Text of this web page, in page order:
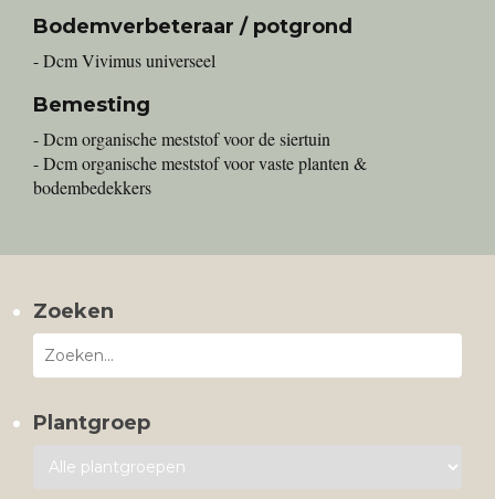
Bodemverbeteraar / potgrond
- Dcm Vivimus universeel
Bemesting
- Dcm organische meststof voor de siertuin
- Dcm organische meststof voor vaste planten &
bodembedekkers
Zoeken
Plantgroep